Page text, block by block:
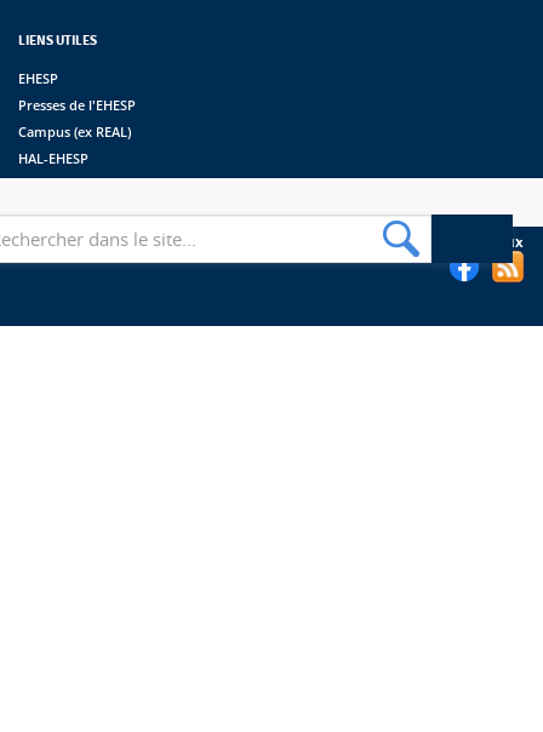
LIENS UTILES
EHESP
Presses de l'EHESP
Campus (ex REAL)
HAL-EHESP
Suivez les bibliothèques de l'EHESP sur les réseaux sociaux